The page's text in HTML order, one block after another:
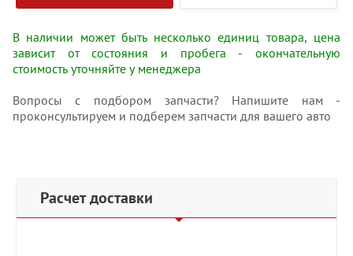
В наличии может быть несколько единиц товара, цена
зависит от состояния и пробега - окончательную
стоимость уточняйте у менеджера
Вопросы с подбором запчасти? Напишите нам -
проконсультируем и подберем запчасти для вашего авто
Расчет доставки